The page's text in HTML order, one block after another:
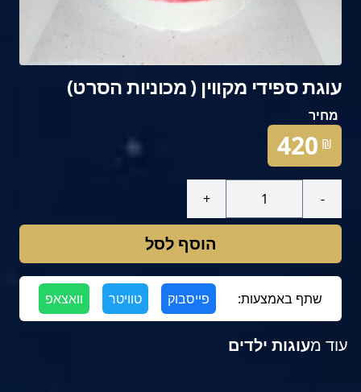
עוגת ספידי מקווין ( מכוניות הסרט)
מחיר
₪
420
-
+
הוסף לסל
שתף באמצעות: פייסבוק טוויטר וואצאפ
עוד מעוגות ילדים